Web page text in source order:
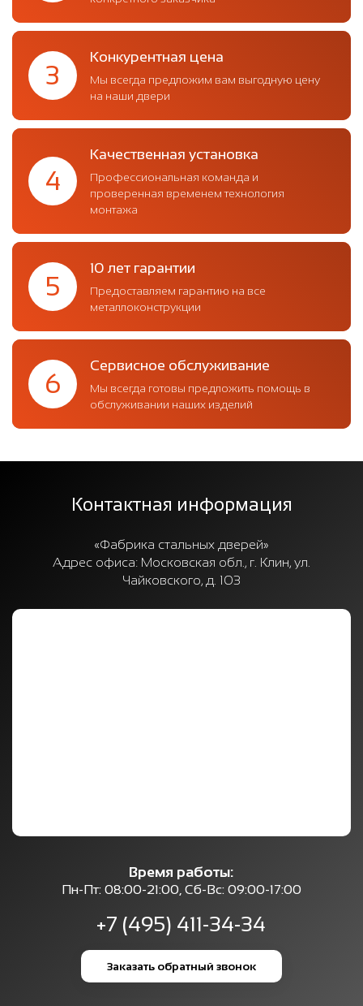
3
Конкурентная цена
Мы всегда предложим вам выгодную цену
на наши двери
4
Качественная установка
Профессиональная команда и
проверенная временем технология
монтажа
5
10 лет гарантии
Предоставляем гарантию на все
металлоконструкции
6
Сервисное обслуживание
Мы всегда готовы предложить помощь в
обслуживании наших изделий
Контактная информация
«Фабрика стальных дверей»
Адрес офиса: Московская обл., г. Клин, ул.
Чайковского, д. 103
Время работы:
Пн-Пт: 08:00-21:00, Сб-Вс: 09:00-17:00
+7 (495) 411-34-34
Заказать обратный звонок